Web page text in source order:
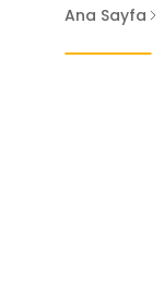
Ana Sayfa